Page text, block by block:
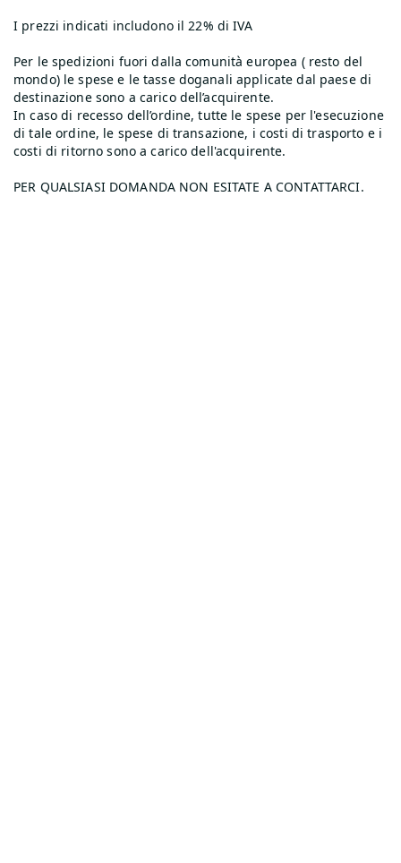
I prezzi indicati includono il 22% di IVA
Per le spedizioni fuori dalla comunità europea ( resto del
mondo) le spese e le tasse doganali applicate dal paese di
destinazione sono a carico dell’acquirente.
In caso di recesso dell’ordine, tutte le spese per l'esecuzione
di tale ordine, le spese di transazione, i costi di trasporto e i
costi di ritorno sono a carico dell'acquirente.
PER QUALSIASI DOMANDA NON ESITATE A CONTATTARCI.